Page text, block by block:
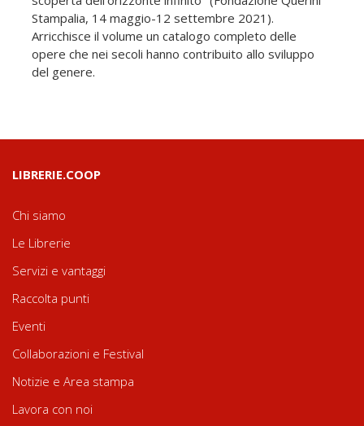
Stampalia, 14 maggio-12 settembre 2021).
Arricchisce il volume un catalogo completo delle
opere che nei secoli hanno contribuito allo sviluppo
del genere.
LIBRERIE.COOP
Chi siamo
Le Librerie
Servizi e vantaggi
Raccolta punti
Eventi
Collaborazioni e Festival
Notizie e Area stampa
Lavora con noi